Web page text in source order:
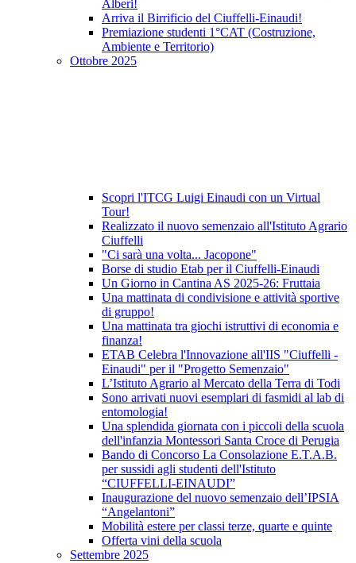
Alberi!
Arriva il Birrificio del Ciuffelli-Einaudi!
Premiazione studenti 1°CAT (Costruzione,
Ambiente e Territorio)
Ottobre 2025
Scopri l'ITCG Luigi Einaudi con un Virtual
Tour!
Realizzato il nuovo semenzaio all'Istituto Agrario
Ciuffelli
"Ci sarà una volta... Jacopone"
Borse di studio Etab per il Ciuffelli-Einaudi
Un Giorno in Cantina AS 2025-26: Fruttaia
Una mattinata di condivisione e attività sportive
di gruppo!
Una mattinata tra giochi istruttivi di economia e
finanza!
ETAB Celebra l'Innovazione all'IIS "Ciuffelli -
Einaudi" per il "Progetto Semenzaio"
L’Istituto Agrario al Mercato della Terra di Todi
Sono arrivati nuovi esemplari di fasmidi al lab di
entomologia!
Una splendida giornata con i piccoli della scuola
dell'infanzia Montessori Santa Croce di Perugia
Bando di Concorso La Consolazione E.T.A.B.
per sussidi agli studenti dell'Istituto
“CIUFFELLI-EINAUDI”
Inaugurazione del nuovo semenzaio dell’IPSIA
“Angelantoni”
Mobilità estere per classi terze, quarte e quinte
Offerta vini della scuola
Settembre 2025